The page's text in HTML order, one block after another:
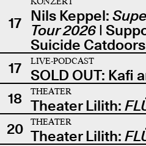
17 Nils Keppel:
Tour 2026|
Suicide Catdoors
17
LIVE-PODCAST
SOLD OUT: Kafi
18
THEATER
Theater Lilith:
20
THEATER
Theater Lilith: